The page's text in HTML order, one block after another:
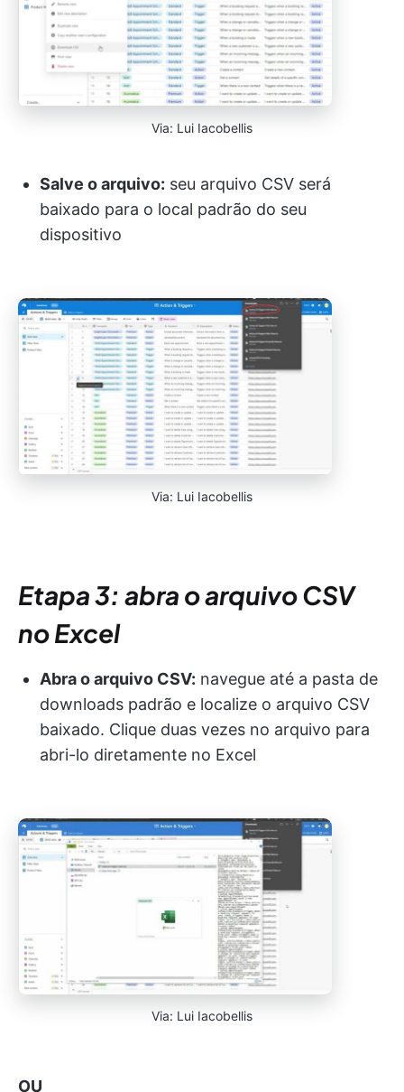
Via: Lui Iacobellis
Salve o arquivo: seu arquivo CSV será
baixado para o local padrão do seu
dispositivo
Via: Lui Iacobellis
Etapa 3: abra o arquivo CSV
no Excel
Abra o arquivo CSV: navegue até a pasta de
downloads padrão e localize o arquivo CSV
baixado. Clique duas vezes no arquivo para
abri-lo diretamente no Excel
Via: Lui Iacobellis
OU